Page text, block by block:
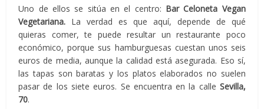
Uno de ellos se sitúa en el centro: Bar Celoneta Vegan
Vegetariana. La verdad es que aquí, depende de qué
quieras comer, te puede resultar un restaurante poco
económico, porque sus hamburguesas cuestan unos seis
euros de media, aunque la calidad está asegurada. Eso sí,
las tapas son baratas y los platos elaborados no suelen
pasar de los siete euros. Se encuentra en la calle Sevilla,
70.